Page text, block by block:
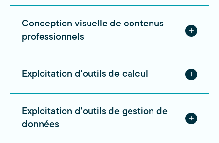
Conception visuelle de contenus
professionnels
Exploitation d'outils de calcul
Exploitation d'outils de gestion de
données